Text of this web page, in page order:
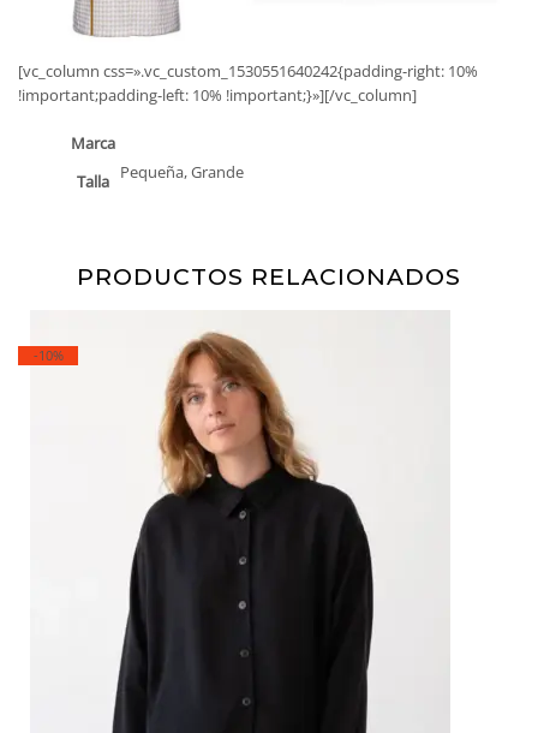
[vc_column css=».vc_custom_1530551640242{padding-right: 10%
!important;padding-left: 10% !important;}»][/vc_column]
Marca
Talla Pequeña, Grande
PRODUCTOS RELACIONADOS
-10%